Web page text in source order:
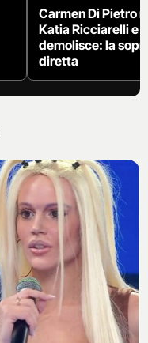
Carmen Di Pietro
Katia Ricciarelli e
demolisce: la
diretta